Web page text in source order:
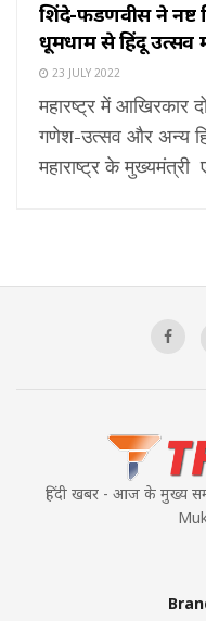
शिंदे-फडणवीस ने नष्ट
धूमधाम से हिंदू उत्सव
23 JULY 2022
महारष्ट्र में आखिरकार
गणेश-उत्सव और अन्य
महाराष्ट्र के मुख्यमंत्री
हिंदी खबर - आज के मुख्य